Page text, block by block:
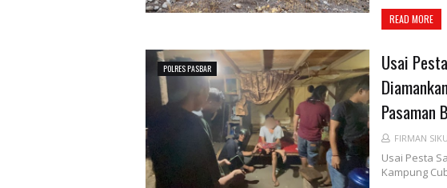
READ MORE
POLRES PASBAR
Usai
Pasaman
FIRMAN
Usai Pesta
Kampung